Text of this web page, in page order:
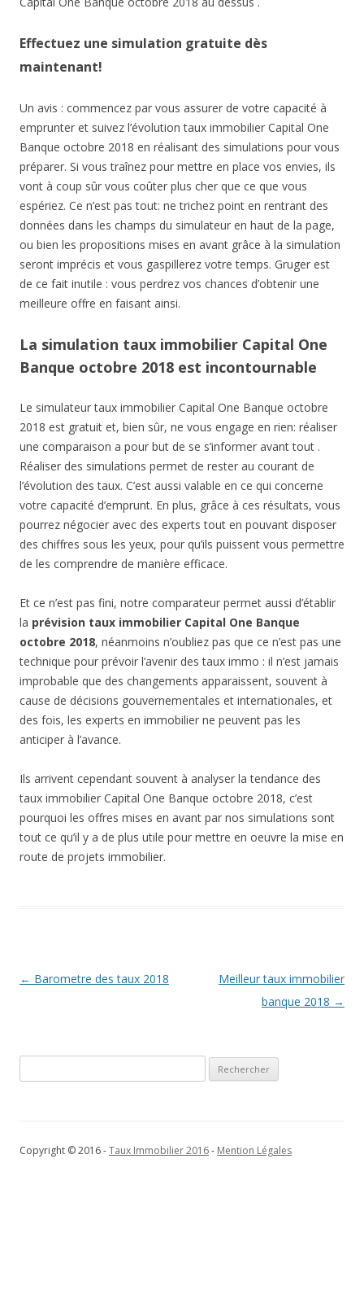
Effectuez une simulation gratuite dès
maintenant!
Un avis : commencez par vous assurer de votre capacité à
emprunter et suivez l’évolution taux immobilier Capital One
Banque octobre 2018 en réalisant des simulations pour vous
préparer. Si vous traînez pour mettre en place vos envies, ils
vont à coup sûr vous coûter plus cher que ce que vous
espériez. Ce n’est pas tout: ne trichez point en rentrant des
données dans les champs du simulateur en haut de la page,
ou bien les propositions mises en avant grâce à la simulation
seront imprécis et vous gaspillerez votre temps. Gruger est
de ce fait inutile : vous perdrez vos chances d’obtenir une
meilleure offre en faisant ainsi.
La simulation taux immobilier Capital One
Banque octobre 2018 est incontournable
Le simulateur taux immobilier Capital One Banque octobre
2018 est gratuit et, bien sûr, ne vous engage en rien: réaliser
une comparaison a pour but de se s’informer avant tout .
Réaliser des simulations permet de rester au courant de
l’évolution des taux. C’est aussi valable en ce qui concerne
votre capacité d’emprunt. En plus, grâce à ces résultats, vous
pourrez négocier avec des experts tout en pouvant disposer
des chiffres sous les yeux, pour qu’ils puissent vous permettre
de les comprendre de manière efficace.
Et ce n’est pas fini, notre comparateur permet aussi d’établir
la prévision taux immobilier Capital One Banque
octobre 2018, néanmoins n’oubliez pas que ce n’est pas une
technique pour prévoir l’avenir des taux immo : il n’est jamais
improbable que des changements apparaissent, souvent à
cause de décisions gouvernementales et internationales, et
des fois, les experts en immobilier ne peuvent pas les
anticiper à l’avance.
Ils arrivent cependant souvent à analyser la tendance des
taux immobilier Capital One Banque octobre 2018, c’est
pourquoi les offres mises en avant par nos simulations sont
tout ce qu’il y a de plus utile pour mettre en oeuvre la mise en
route de projets immobilier.
Navigation
← Barometre des taux 2018
Meilleur taux immobilier
banque 2018 →
Copyright © 2016 -Taux Immobilier 2016- Mention Légales